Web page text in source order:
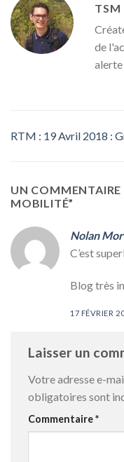
TSM
de
alerte
RTM : 19 Avril 2018 :
UN COMMENTAIRE
MOBILITÉ”
Nolan
C’est
Blog très
17 FÉVRIER
Laisser un
Votre adresse e-
obligatoires sont
Commentaire*